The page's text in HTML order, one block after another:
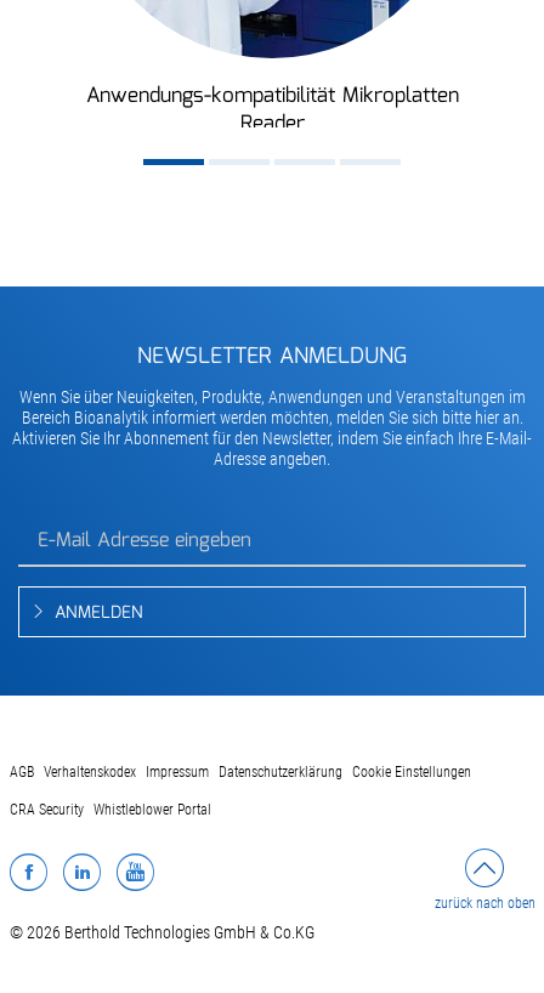
Anwendungs-kompatibilität Mikroplatten
Reader
NEWSLETTER ANMELDUNG
Wenn Sie über Neuigkeiten, Produkte, Anwendungen und Veranstaltungen im
Bereich Bioanalytik informiert werden möchten, melden Sie sich bitte hier an.
Aktivieren Sie Ihr Abonnement für den Newsletter, indem Sie einfach Ihre E-Mail-
Adresse angeben.
ANMELDEN
AGB Verhaltenskodex Impressum Datenschutzerklärung Cookie Einstellungen
CRA Security Whistleblower Portal
Facebook
LinkedInYouTube
zurück nach oben
© 2026 Berthold Technologies GmbH & Co.KG